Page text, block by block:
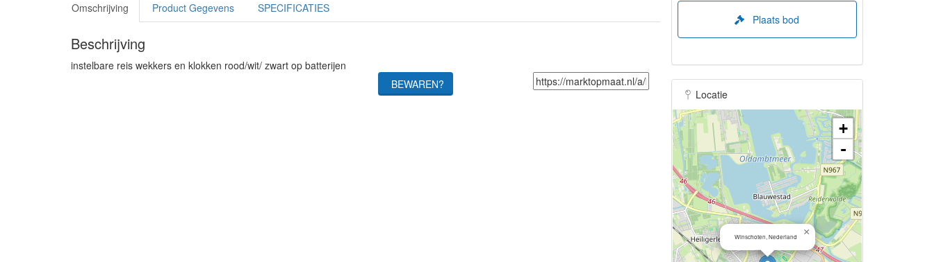
Omschrijving Product Gegevens SPECIFICATIES
Beschrijving
instelbare reis wekkers en klokken rood/wit/ zwart op batterijen
BEWAREN?
Plaats bod
Locatie
Winschoten, Nederland ×
+
-